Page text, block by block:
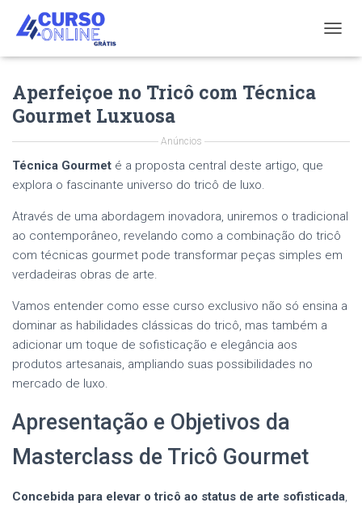
O
I
O
Aperfeiçoe no Tricô com Técnica
Gourmet Luxuosa
Anúncios
Técnica Gourmet é a proposta central deste artigo, que
explora o fascinante universo do tricô de luxo.
Através de uma abordagem inovadora, uniremos o tradicional
ao contemporâneo, revelando como a combinação do tricô
com técnicas gourmet pode transformar peças simples em
verdadeiras obras de arte.
Vamos entender como esse curso exclusivo não só ensina a
dominar as habilidades clássicas do tricô, mas também a
adicionar um toque de sofisticação e elegância aos
produtos artesanais, ampliando suas possibilidades no
mercado de luxo.
Apresentação e Objetivos da
Masterclass de Tricô Gourmet
Concebida para elevar o tricô ao status de arte sofisticada,